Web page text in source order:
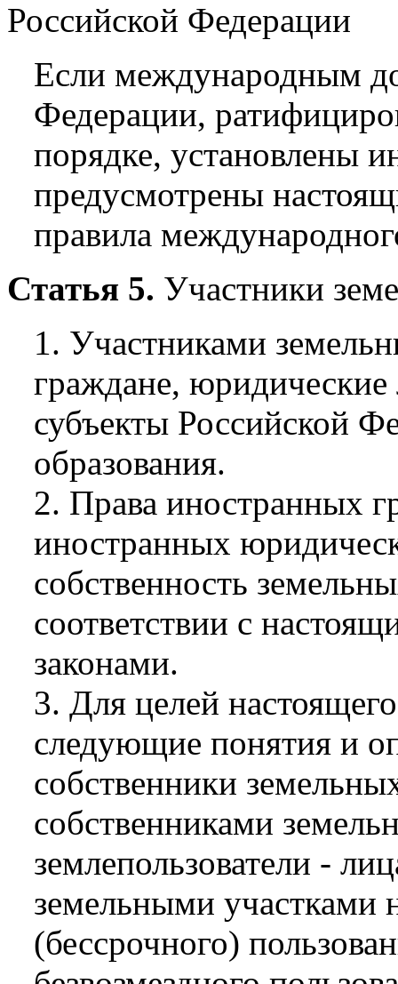
Российской Федерации
Если международным
Федерации,
порядке, установлены
предусмотрены
правила
Статья 5. Участники
1. Участниками
граждане,
субъекты Российской
образования.
2. Права иностранных
иностранных
собственность
соответствии с
законами.
3. Для целей
следующие понятия и
собственники
собственниками
землепользователи -
земельными участками
(бессрочного)